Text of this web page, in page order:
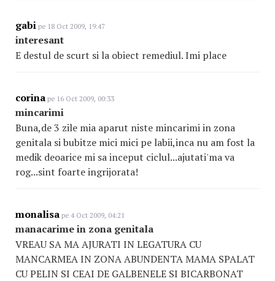
gabi pe 18 Oct 2009, 19:47
interesant
E destul de scurt si la obiect remediul. Imi place
corina pe 16 Oct 2009, 00:33
mincarimi
Buna,de 3 zile mia aparut niste mincarimi in zona
genitala si bubitze mici mici pe labii,inca nu am fost la
medik deoarice mi sa inceput ciclul...ajutati'ma va
rog...sint foarte ingrijorata!
monalisa pe 4 Oct 2009, 04:21
manacarime in zona genitala
VREAU SA MA AJURATI IN LEGATURA CU
MANCARMEA IN ZONA ABUNDENTA MAMA SPALAT
CU PELIN SI CEAI DE GALBENELE SI BICARBONAT